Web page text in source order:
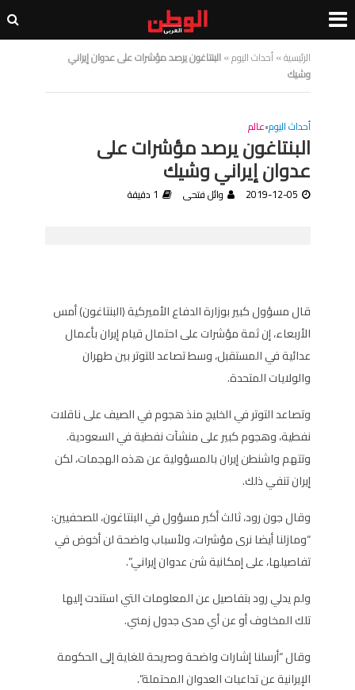
الرئيسية»أحداث اليوم»البنتاغون يرصد مؤشرات على عدوان إيراني
وشيك
أحداث اليوم•عالم
البنتاغون يرصد مؤشرات على
عدوان إيراني وشيك
2019-12-05 وائل فتحى 1 دقيقة
قال مسؤول كبير بوزارة الدفاع الأميركية (البنتاغون) أمس
الأربعاء، إن ثمة مؤشرات على احتمال قيام إيران بأعمال
عدائية في المستقبل، وسط تصاعد للتوتر بين طهران
والولايات المتحدة.
وتصاعد التوتر في الخليج منذ هجوم في الصيف على ناقلات
نفطية، وهجوم كبير على منشآت نفطية في السعودية.
وتتهم واشنطن إيران بالمسؤولية عن هذه الهجمات، لكن
إيران تنفي ذلك.
وقال جون رود، ثالث أكبر مسؤول في البنتاغون، للصحفيين:
“ومازلنا أيضا نرى مؤشرات، ولأسباب واضحة لن أخوض في
تفاصيلها، على إمكانية شن عدوان إيراني”.
ولم يدلي رود بتفاصيل عن المعلومات التي استندت إليها
تلك المخاوف أو عن أي مدى جدول زمني.
وقال “أرسلنا إشارات واضحة وصريحة للغاية إلى الحكومة
الإيرانية عن تداعيات العدوان المحتملة”.